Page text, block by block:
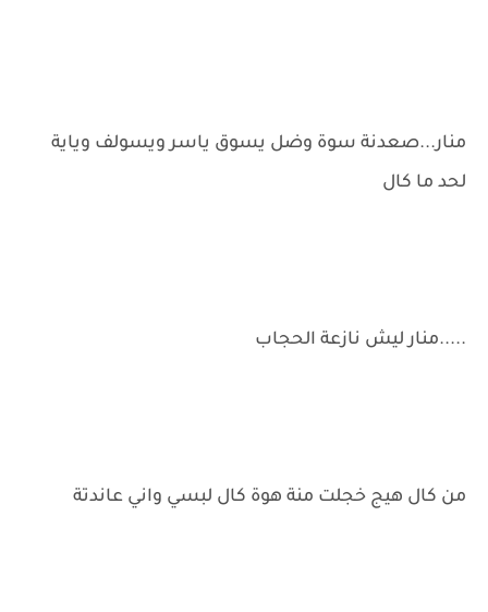
منار...صعدنة سوة وضل يسوق ياسر ويسولف وياية
لحد ما كال
.....منار ليش نازعة الحجاب
من كال هيج خجلت منة هوة كال لبسي واني عاندتة